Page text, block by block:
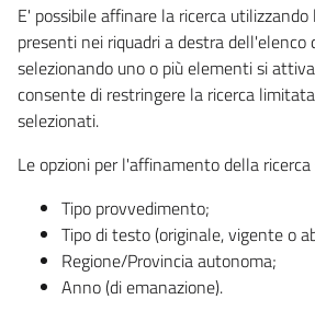
E' possibile affinare la ricerca
presenti nei riquadri a destra dell'elenco
selezionando uno o più elementi si
consente di restringere la ricerca
selezionati.
Le opzioni per l'affinamento della ricerca
Tipo provvedimento;
Tipo di testo (originale, vigente o
Regione/Provincia autonoma;
Anno (di emanazione).